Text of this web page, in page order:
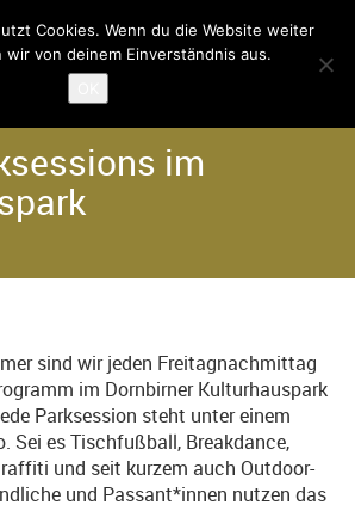
im
sind wir jeden Freitagnachmittag
im Dornbirner Kulturhauspark
Parksession steht unter einem
Sei es Tischfußball, Breakdance,
und seit kurzem auch Outdoor-
und Passant*innen nutzen das
Cookies. Wenn du die Website weiter
von deinem Einverständnis aus.